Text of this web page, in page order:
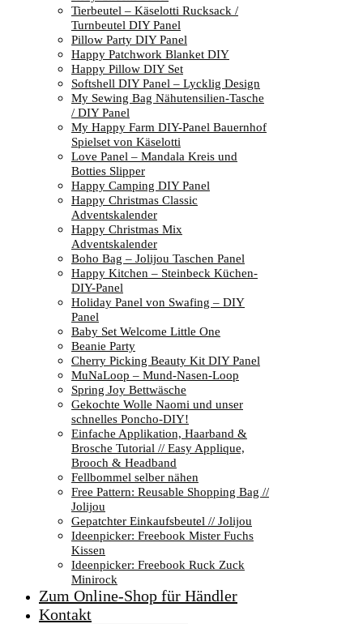
Tierbeutel – Käselotti Rucksack /
Turnbeutel DIY Panel
Pillow Party DIY Panel
Happy Patchwork Blanket DIY
Happy Pillow DIY Set
Softshell DIY Panel – Lycklig Design
My Sewing Bag Nähutensilien-Tasche
/ DIY Panel
My Happy Farm DIY-Panel Bauernhof
Spielset von Käselotti
Love Panel – Mandala Kreis und
Botties Slipper
Happy Camping DIY Panel
Happy Christmas Classic
Adventskalender
Happy Christmas Mix
Adventskalender
Boho Bag – Jolijou Taschen Panel
Happy Kitchen – Steinbeck Küchen-
DIY-Panel
Holiday Panel von Swafing – DIY
Panel
Baby Set Welcome Little One
Beanie Party
Cherry Picking Beauty Kit DIY Panel
MuNaLoop – Mund-Nasen-Loop
Spring Joy Bettwäsche
Gekochte Wolle Naomi und unser
schnelles Poncho-DIY!
Einfache Applikation, Haarband &
Brosche Tutorial // Easy Applique,
Brooch & Headband
Fellbommel selber nähen
Free Pattern: Reusable Shopping Bag //
Jolijou
Gepatchter Einkaufsbeutel // Jolijou
Ideenpicker: Freebook Mister Fuchs
Kissen
Ideenpicker: Freebook Ruck Zuck
Minirock
Zum Online-Shop für Händler
Kontakt